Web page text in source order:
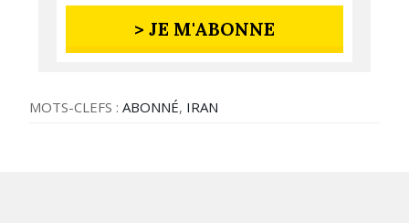
> JE M'ABONNE
MOTS-CLEFS :ABONNÉ, IRAN